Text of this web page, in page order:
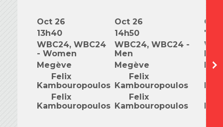
Oct 26
13h40
WBC24, WBC24
- Women
Megève
Felix
Kambouropoulos
Felix
Kambouropoulos
Oct 26
14h50
WBC24, WBC24 -
Men
Megève
Felix
Kambouropoulos
Felix
Kambouropoulos
Oct